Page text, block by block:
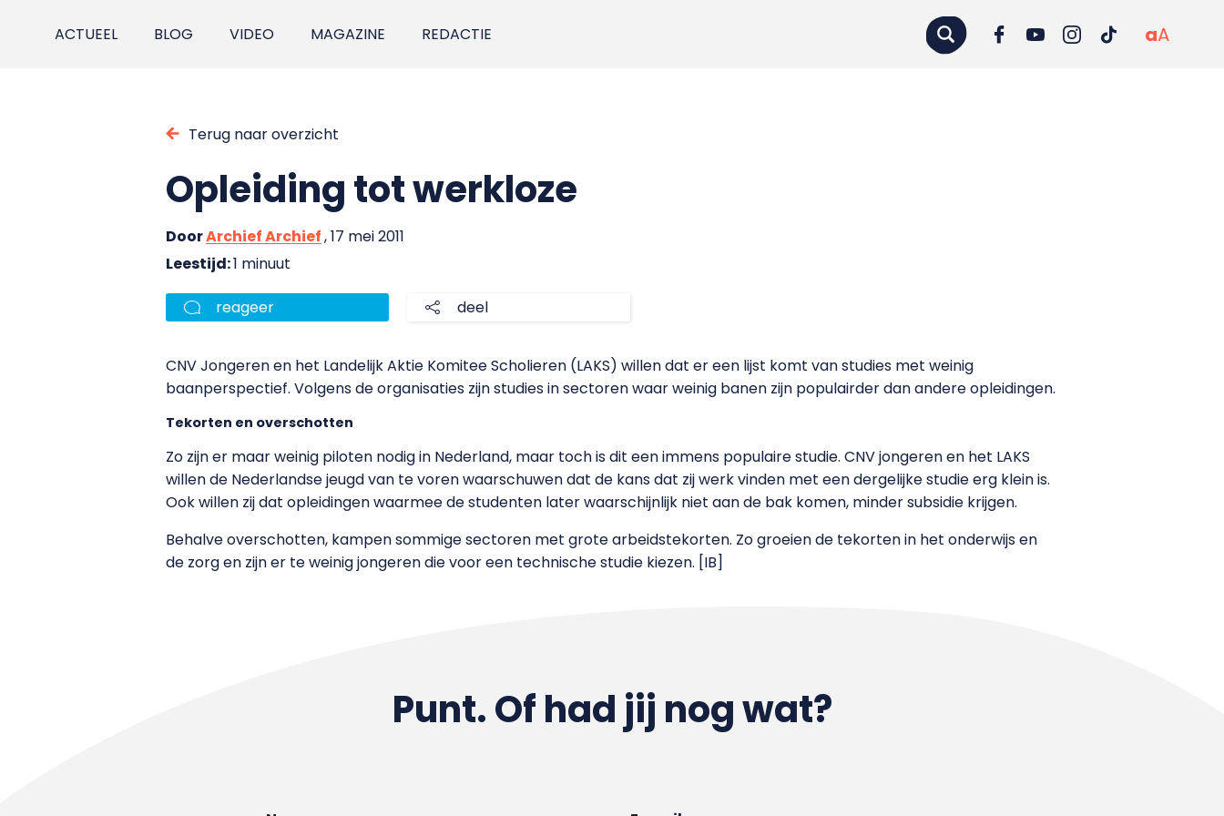
ACTUEEL BLOG VIDEO MAGAZINE REDACTIE aA
Terug naar overzicht
Opleiding tot werkloze
DoorArchief Archief, 17 mei 2011
Leestijd:1 minuut
reageer deel
CNV Jongeren en het Landelijk Aktie Komitee Scholieren (LAKS) willen dat er een lijst komt van studies met weinig
baanperspectief. Volgens de organisaties zijn studies in sectoren waar weinig banen zijn populairder dan andere opleidingen.
Tekorten en overschotten
Zo zijn er maar weinig piloten nodig in Nederland, maar toch is dit een immens populaire studie. CNV jongeren en het LAKS
willen de Nederlandse jeugd van te voren waarschuwen dat de kans dat zij werk vinden met een dergelijke studie erg klein is.
Ook willen zij dat opleidingen waarmee de studenten later waarschijnlijk niet aan de bak komen, minder subsidie krijgen.
Behalve overschotten, kampen sommige sectoren met grote arbeidstekorten. Zo groeien de tekorten in het onderwijs en
de zorg en zijn er te weinig jongeren die voor een technische studie kiezen. [IB]
Punt. Of had jij nog wat?